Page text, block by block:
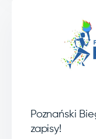
Poznański
zapisy!